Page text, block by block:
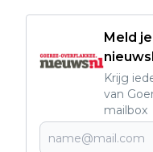
Meld
Krijg
van
mailbox